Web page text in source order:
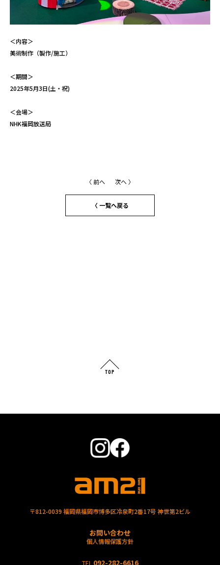
＜内容＞
美術制作（製作/施工）
＜期間＞
2025年5月3日(土・祝)
＜会場＞
NHK福岡放送局
〈 前へ 次へ 〉
〈 一覧へ戻る
TOP
〒812-0039 福岡県福岡市博多区冷泉町2番17号 神世第2ビル
お問い合わせ
個人情報保護方針
TEL 092-282-6616